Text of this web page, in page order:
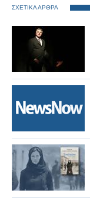
ΣΧΕΤΙΚΑ ΑΡΘΡΑ